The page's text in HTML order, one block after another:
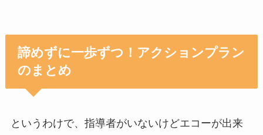
諦めずに一歩ずつ！アクションプラン
のまとめ
というわけで、指導者がいないけどエコーが出来